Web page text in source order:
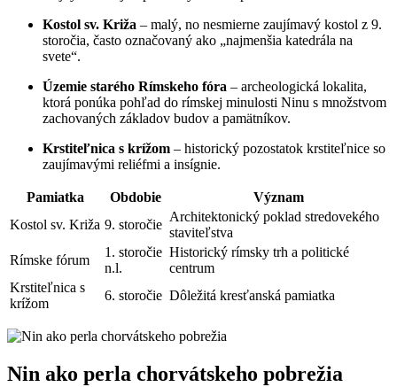
Kostol sv. Križa – malý, no nesmierne zaujímavý kostol z 9.
storočia, často označovaný ako „najmenšia katedrála na
svete“.
Územie starého Rímskeho fóra – archeologická lokalita,
ktorá ponúka pohľad do rímskej minulosti Ninu s množstvom
zachovaných základov budov a pamätníkov.
Krstiteľnica s krížom – historický pozostatok krstiteľnice so
zaujímavými reliéfmi a insígnie.
Pamiatka Obdobie
Význam
Kostol sv. Križa 9. storočie
Architektonický poklad stredovekého
staviteľstva
Rímske fórum
1. storočie
n.l.
Historický rímsky trh a politické
centrum
Krstiteľnica s
krížom
6. storočie Dôležitá kresťanská pamiatka
Nin ako perla chorvátskeho pobrežia